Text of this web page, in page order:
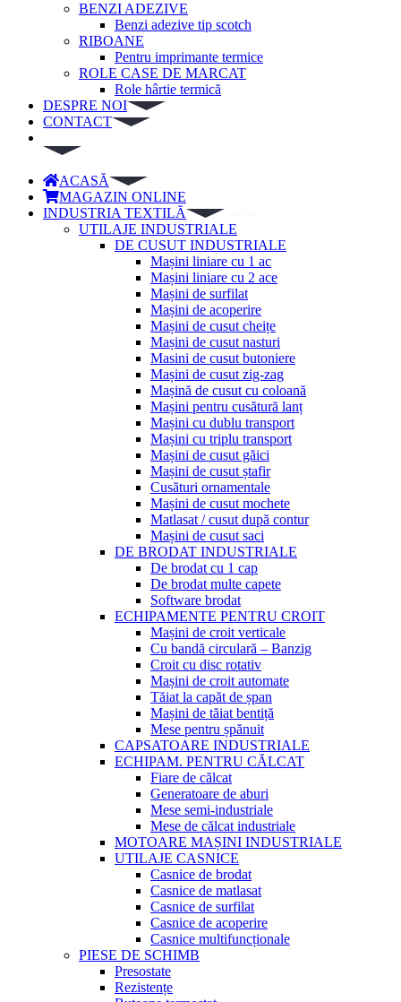
BENZI ADEZIVE
Benzi adezive tip scotch
RIBOANE
Pentru imprimante termice
ROLE CASE DE MARCAT
Role hârtie termică
DESPRE NOI
CONTACT
ACASĂ
MAGAZIN ONLINE
INDUSTRIA TEXTILĂ
UTILAJE INDUSTRIALE
DE CUSUT INDUSTRIALE
Mașini liniare cu 1 ac
Mașini liniare cu 2 ace
Mașini de surfilat
Mașini de acoperire
Mașini de cusut cheițe
Mașini de cusut nasturi
Masini de cusut butoniere
Mașini de cusut zig-zag
Mașină de cusut cu coloană
Mașini pentru cusătură lanț
Mașini cu dublu transport
Mașini cu triplu transport
Mașini de cusut găici
Mașini de cusut ștafir
Cusături ornamentale
Mașini de cusut mochete
Matlasat / cusut după contur
Mașini de cusut saci
DE BRODAT INDUSTRIALE
De brodat cu 1 cap
De brodat multe capete
Software brodat
ECHIPAMENTE PENTRU CROIT
Mașini de croit verticale
Cu bandă circulară – Banzig
Croit cu disc rotativ
Mașini de croit automate
Tăiat la capăt de șpan
Mașini de tăiat bentiță
Mese pentru șpănuit
CAPSATOARE INDUSTRIALE
ECHIPAM. PENTRU CĂLCAT
Fiare de călcat
Generatoare de aburi
Mese semi-industriale
Mese de călcat industriale
MOTOARE MAȘINI INDUSTRIALE
UTILAJE CASNICE
Casnice de brodat
Casnice de matlasat
Casnice de surfilat
Casnice de acoperire
Casnice multifuncționale
PIESE DE SCHIMB
Presostate
Rezistențe